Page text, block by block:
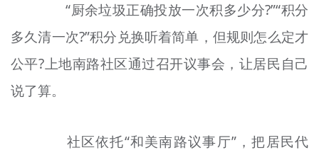
“厨余垃圾正确投放一次积多少分?”“积分
多久清一次?”积分兑换听着简单，但规则怎么定才
公平?上地南路社区通过召开议事会，让居民自己
说了算。
社区依托“和美南路议事厅”，把居民代